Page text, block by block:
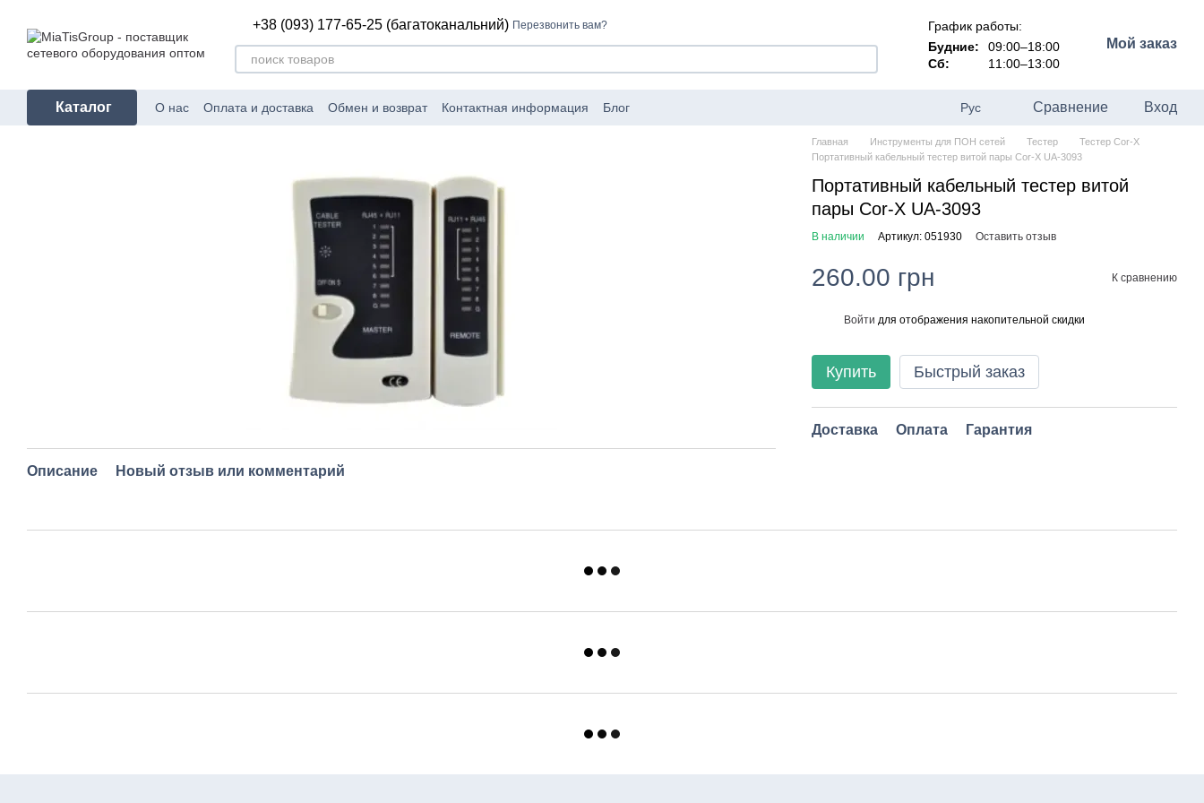
+38 (093) 177-65-25 (багатоканальний) Перезвонить вам?
График работы:
Будние:
09:00–18:00
Сб:
11:00–13:00
Мой заказ
Каталог О нас Оплата и доставка Обмен и возврат Контактная информация Блог Рус Сравнение Вход
Описание Новый отзыв или комментарий
Главная Инструменты для ПОН сетей Тестер
Тестер Cor-X
Портативный кабельный тестер витой пары Cor-X UA-3093
Портативный кабельный тестер витой
пары Cor-X UA-3093
В наличии Артикул: 051930 Оставить отзыв
260.00 грн К сравнению
Войти для отображения накопительной скидки
Купить Быстрый заказ
Доставка Оплата Гарантия